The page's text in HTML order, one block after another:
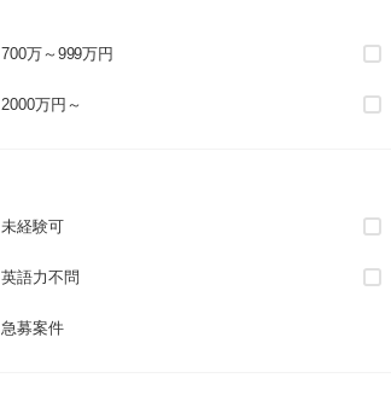
700万～999万円
2000万円～
未経験可
英語力不問
急募案件